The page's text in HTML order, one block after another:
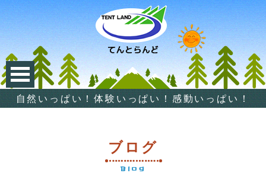
自然いっぱい！体験いっぱい！感動いっぱい！
ブログ
Blog